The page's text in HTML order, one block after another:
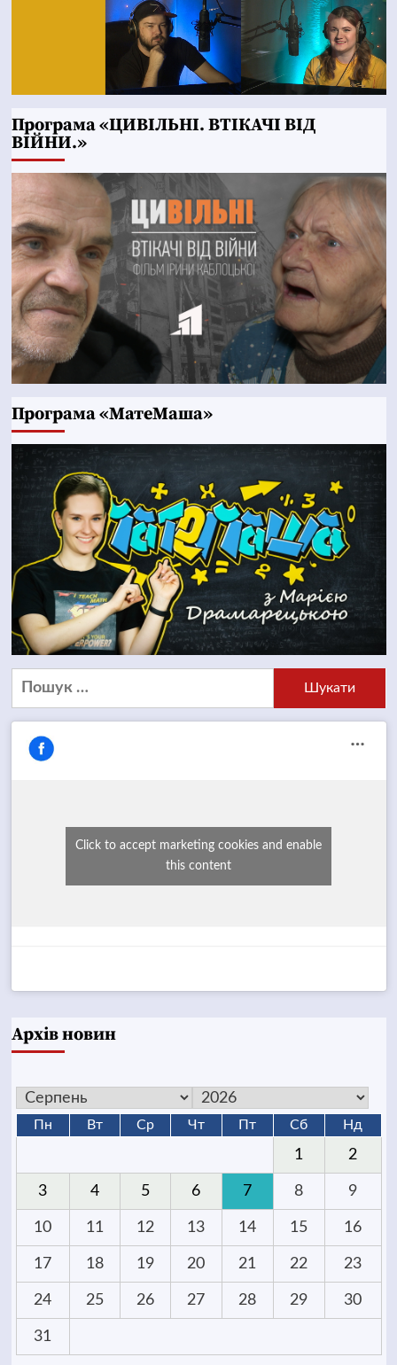
Програма «ЦИВІЛЬНІ. ВТІКАЧІ ВІД
ВІЙНИ.»
Програма «МатеМаша»
Пошук:
Click to accept marketing cookies and enable
this content
Архів новин
Пн Вт Ср Чт Пт Сб Нд
1 2
3 4 5 6 7 8 9
10 11 12 13 14 15 16
17 18 19 20 21 22 23
24 25 26 27 28 29 30
31